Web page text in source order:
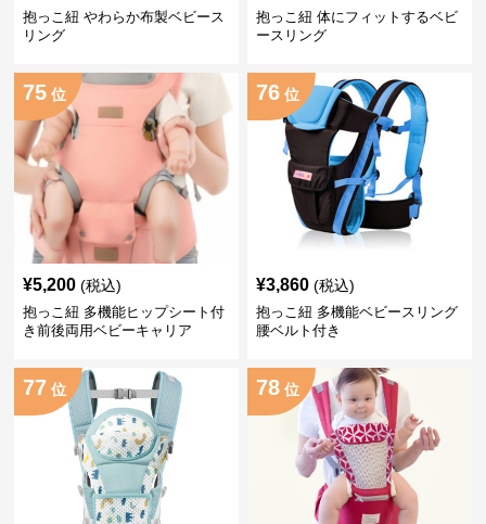
抱っこ紐 やわらか布製ベビース
リング
抱っこ紐 体にフィットするベビ
ースリング
75 位
¥5,200 (税込)
抱っこ紐 多機能ヒップシート付
き前後両用ベビーキャリア
76 位
¥3,860 (税込)
抱っこ紐 多機能ベビースリング
腰ベルト付き
77 位 78 位